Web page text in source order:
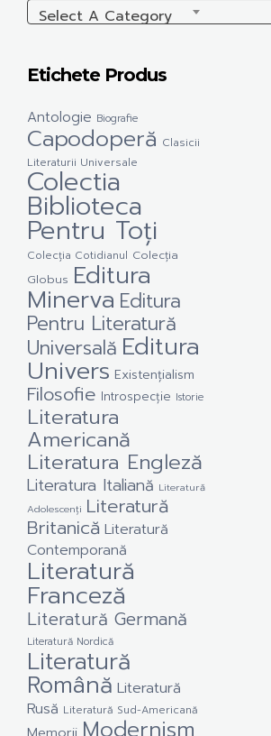
Select A Category
Etichete Produs
Antologie Biografie
Capodoperă Clasicii
Literaturii Universale
Colectia
Biblioteca
Pentru Toți
Colecția Cotidianul Colecția
Globus Editura
Minerva Editura
Pentru Literatură
Universală Editura
Univers Existențialism
Filosofie Introspecție Istorie
Literatura
Americană
Literatura Engleză
Literatura Italiană Literatură
Adolescenți Literatură
Britanică Literatură
Contemporană
Literatură
Franceză
Literatură Germană
Literatură Nordică
Literatură
Română Literatură
Rusă Literatură Sud-Americană
Modernism